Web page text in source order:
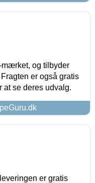
mærket, og tilbyder
er også gratis
at se deres udvalg.
er gratis